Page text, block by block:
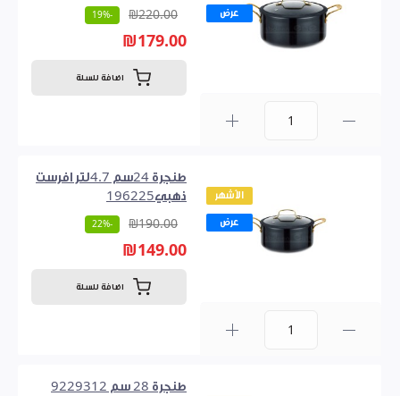
عرض ₪220.00
-19%
₪179.00
اضافة للسلة
الأشهر
عرض
طنجرة 24سم 4.7لتر افرست
ذهبي196225
₪190.00
-22%
₪149.00
اضافة للسلة
طنجرة 28 سم 9229312